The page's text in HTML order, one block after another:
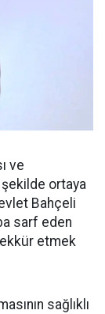
ve
ortaya
Bahçeli
sarf eden
etmek
sağlıklı